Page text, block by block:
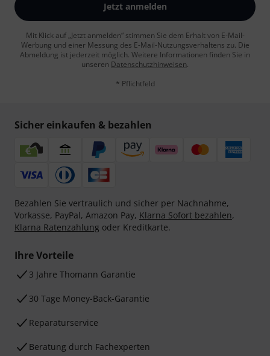
Jetzt anmelden
Mit Klick auf „Jetzt anmelden“ stimmen Sie dem Erhalt von E-Mail-
Werbung und einer Messung des E-Mail-Nutzungsverhaltens zu. Die
Abmeldung ist jederzeit möglich. Weitere Informationen finden Sie in
unseren Datenschutzhinweisen.
* Pflichtfeld
Sicher einkaufen & bezahlen
Bezahlen Sie vertraulich und sicher per Nachnahme,
Vorkasse, PayPal, Amazon Pay, Klarna Sofort bezahlen,
Klarna Ratenzahlung oder Kreditkarte.
Ihre Vorteile
3 Jahre Thomann Garantie
30 Tage Money-Back-Garantie
Reparaturservice
Beratung durch Fachexperten